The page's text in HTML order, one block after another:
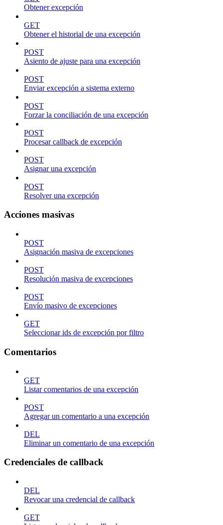
Obtener excepción
GET
Obtener el historial de una excepción
POST
Asiento de ajuste para una excepción
POST
Enviar excepción a sistema externo
POST
Forzar la conciliación de una excepción
POST
Procesar callback de excepción
POST
Asignar una excepción
POST
Resolver una excepción
Acciones masivas
POST
Asignación masiva de excepciones
POST
Resolución masiva de excepciones
POST
Envío masivo de excepciones
GET
Seleccionar ids de excepción por filtro
Comentarios
GET
Listar comentarios de una excepción
POST
Agregar un comentario a una excepción
DEL
Eliminar un comentario de una excepción
Credenciales de callback
DEL
Revocar una credencial de callback
GET